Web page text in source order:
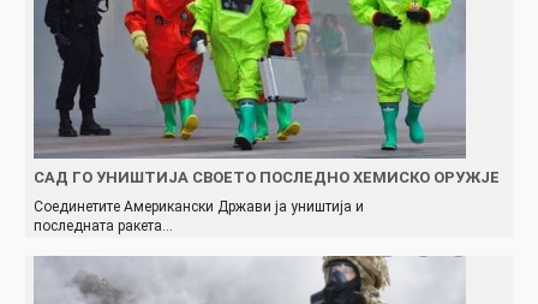
САД ГО УНИШТИЈА СВОЕТО ПОСЛЕДНО ХЕМИСКО ОРУЖЈЕ
Соединетите Американски Држави ја уништија и
последната ракета…